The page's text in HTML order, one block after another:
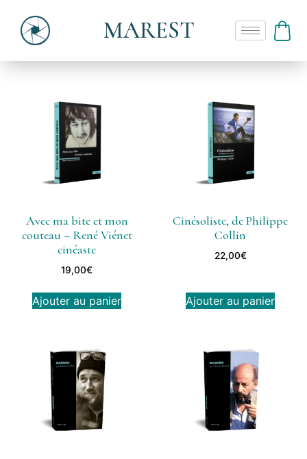
MAREST
Avec ma bite et mon
couteau – René Viénet
cinéaste
19,00€
Ajouter au panier
Cinésoliste, de Philippe
Collin
22,00€
Ajouter au panier